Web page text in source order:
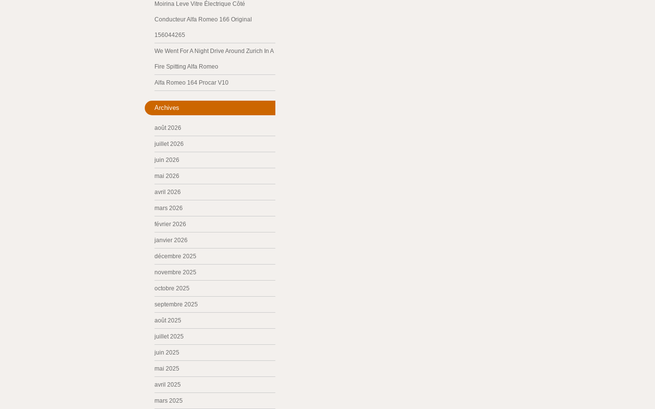
Moirina Leve Vitre Électrique Côté
Conducteur Alfa Romeo 166 Original
156044265
We Went For A Night Drive Around Zurich In A
Fire Spitting Alfa Romeo
Alfa Romeo 164 Procar V10
Archives
août 2026
juillet 2026
juin 2026
mai 2026
avril 2026
mars 2026
février 2026
janvier 2026
décembre 2025
novembre 2025
octobre 2025
septembre 2025
août 2025
juillet 2025
juin 2025
mai 2025
avril 2025
mars 2025